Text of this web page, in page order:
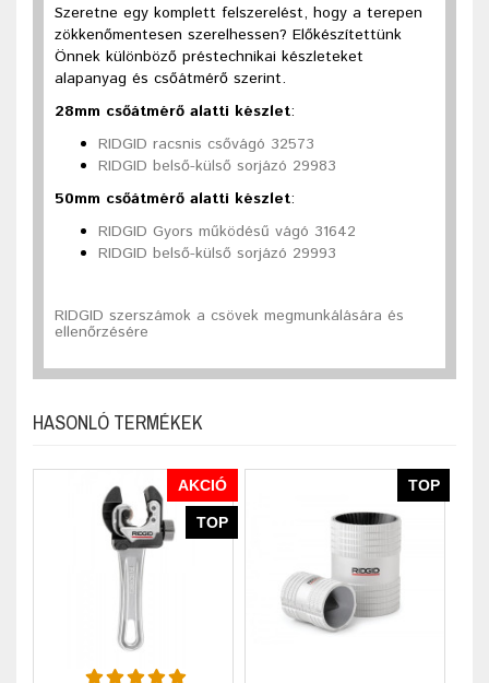
Szeretne egy komplett felszerelést, hogy a terepen
zökkenőmentesen szerelhessen? Előkészítettünk
Önnek különböző préstechnikai készleteket
alapanyag és csőátmérő szerint.
28mm csőátmérő alatti készlet:
RIDGID racsnis csővágó 32573
RIDGID belső-külső sorjázó 29983
50mm csőátmérő alatti készlet:
RIDGID Gyors működésű vágó 31642
RIDGID belső-külső sorjázó 29993
RIDGID szerszámok a csövek megmunkálására és
ellenőrzésére
HASONLÓ TERMÉKEK
AKCIÓ
TOP
TOP